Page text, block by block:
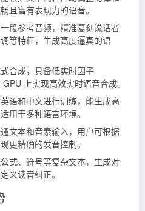
且富有表现力的语音。
段参考音频，精准复刻说话者
等特征，生成高度逼真的语
合成，具备低实时因子
上实现高效实时语音合成。
语和中文进行训练，能生成高
用于多种语言环境。
文本和音素输入，用户可根据
更精确的发音控制。
式、符号等复杂文本，生成对
义读音纠正。